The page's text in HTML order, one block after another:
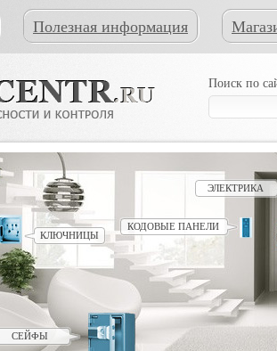
Полезная информация
Поиск по
ЭЛЕКТРИКА
КЛЮЧНИЦЫ
КОДОВЫЕ ПАНЕЛИ
СЕЙФЫ